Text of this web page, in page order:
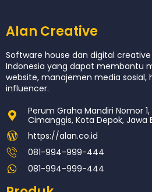
Alan Creative
Software house dan digital
Indonesia yang dapat membantu
website, manajemen media sosial,
influencer.
Perum Graha Mandiri Nomor
Cimanggis, Kota Depok, Jawa
https://alan.co.id
081-994-999-444
081-994-999-444